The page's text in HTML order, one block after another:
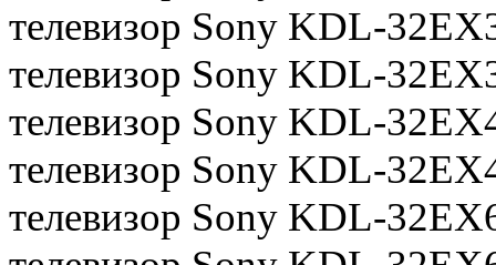
телевизор Sony KDL-
телевизор Sony KDL-
телевизор Sony KDL-
телевизор Sony KDL-
телевизор Sony KDL-